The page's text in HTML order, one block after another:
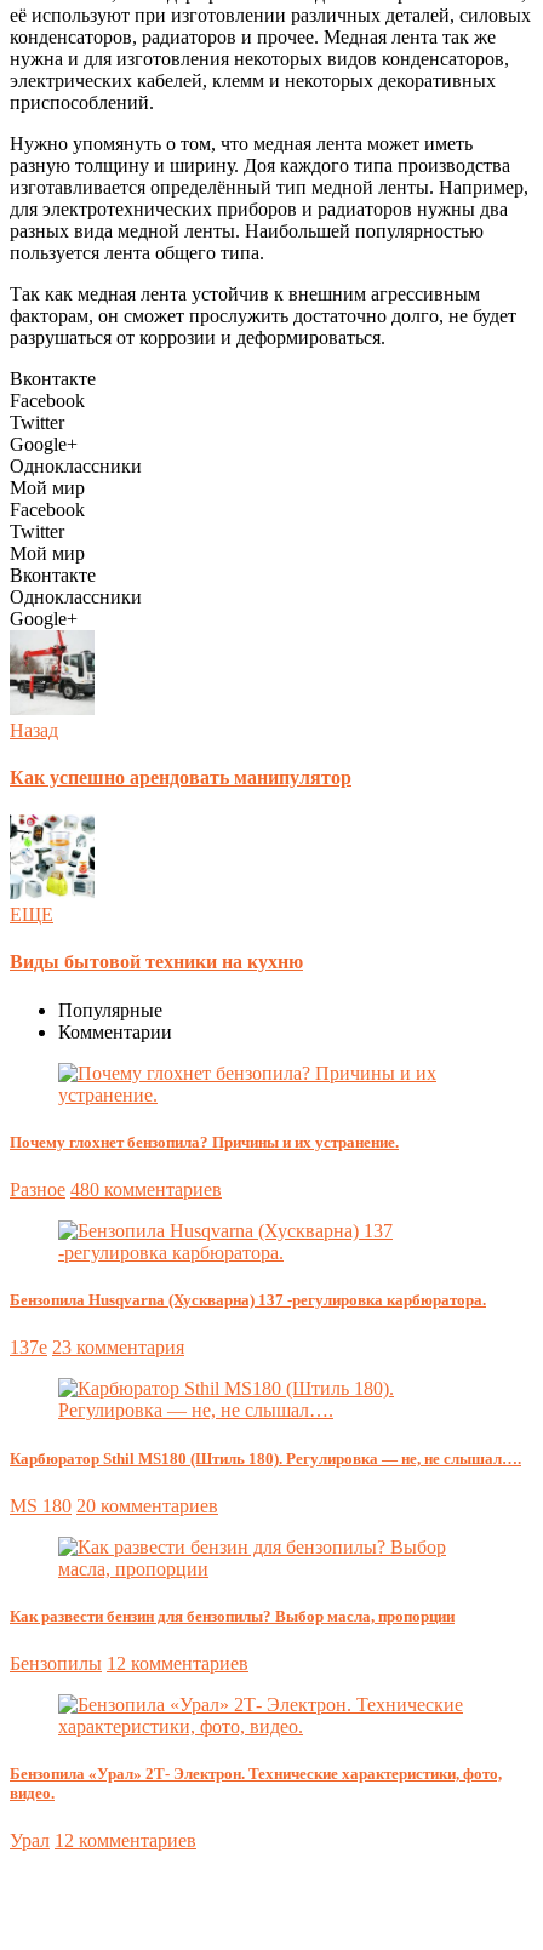
её используют при изготовлении различных деталей, силовых
конденсаторов, радиаторов и прочее. Медная лента так же
нужна и для изготовления некоторых видов конденсаторов,
электрических кабелей, клемм и некоторых декоративных
приспособлений.
Нужно упомянуть о том, что медная лента может иметь
разную толщину и ширину. Доя каждого типа производства
изготавливается определённый тип медной ленты. Например,
для электротехнических приборов и радиаторов нужны два
разных вида медной ленты. Наибольшей популярностью
пользуется лента общего типа.
Так как медная лента устойчив к внешним агрессивным
факторам, он сможет прослужить достаточно долго, не будет
разрушаться от коррозии и деформироваться.
Вконтакте
Facebook
Twitter
Google+
Одноклассники
Мой мир
Facebook
Twitter
Мой мир
Вконтакте
Одноклассники
Google+
Назад
Как успешно арендовать манипулятор
ЕЩЕ
Виды бытовой техники на кухню
Популярные
Комментарии
Почему глохнет бензопила? Причины и их устранение.
Разное 480 комментариев
Бензопила Husqvarna (Хускварна) 137 -регулировка карбюратора.
137e 23 комментария
Карбюратор Sthil MS180 (Штиль 180). Регулировка — не, не слышал….
MS 180 20 комментариев
Как развести бензин для бензопилы? Выбор масла, пропорции
Бензопилы 12 комментариев
Бензопила «Урал» 2Т- Электрон. Технические характеристики, фото,
видео.
Урал 12 комментариев